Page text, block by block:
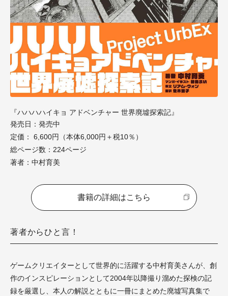
『ハハハハイキョ アドベンチャー 世界廃墟探索記』
発売日：発売中
定価： 6,600円（本体6,000円＋税10％）
総ページ数：224ページ
著者：中村育美
書籍の詳細はこちら
著者からひと言！
ゲームクリエイターとして世界的に活躍する中村育美さんが、創
作のインスピレーションとして2004年以降撮り溜めた探検の記
録を厳選し、本人の解説とともに一冊にまとめた廃墟写真集で